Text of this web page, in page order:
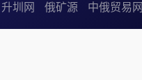
升圳网 俄矿源 中俄贸易网